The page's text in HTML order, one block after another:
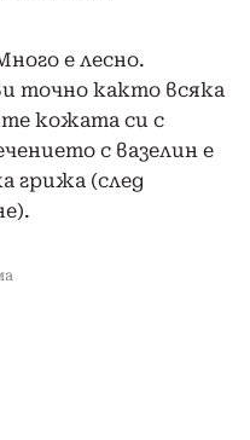
е лесно.
точно както всяка
кожата си с
с вазелин е
грижа (след